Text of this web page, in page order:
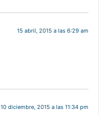
15 abril, 2015 a las 6:29 am
10 diciembre, 2015 a las 11:34 pm